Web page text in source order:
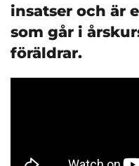
insatser och är
som går i
föräldrar.